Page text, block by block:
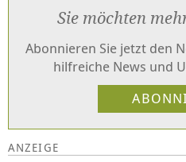
Sie möchten
Abonnieren Sie jetzt den
hilfreiche News und